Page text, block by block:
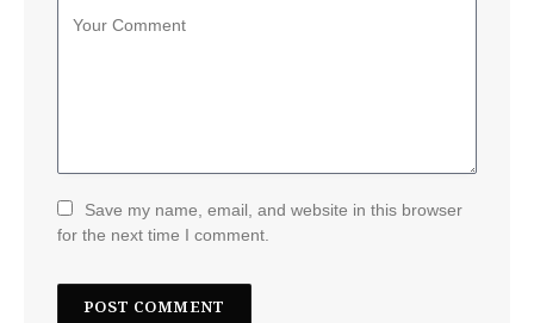
Save my name, email, and website in this browser
for the next time I comment.